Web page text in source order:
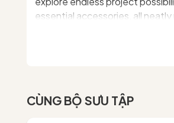
essential accessories, all
2.5, 4, 6, 7 & 8
2 black nylon coated
CÙNG BỘ SƯU TẬP